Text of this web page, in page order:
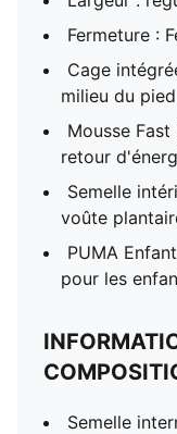
Fermeture :
Cage
milieu du pied
Mousse
retour
Semelle
voûte
PUMA
pour les
Semelle